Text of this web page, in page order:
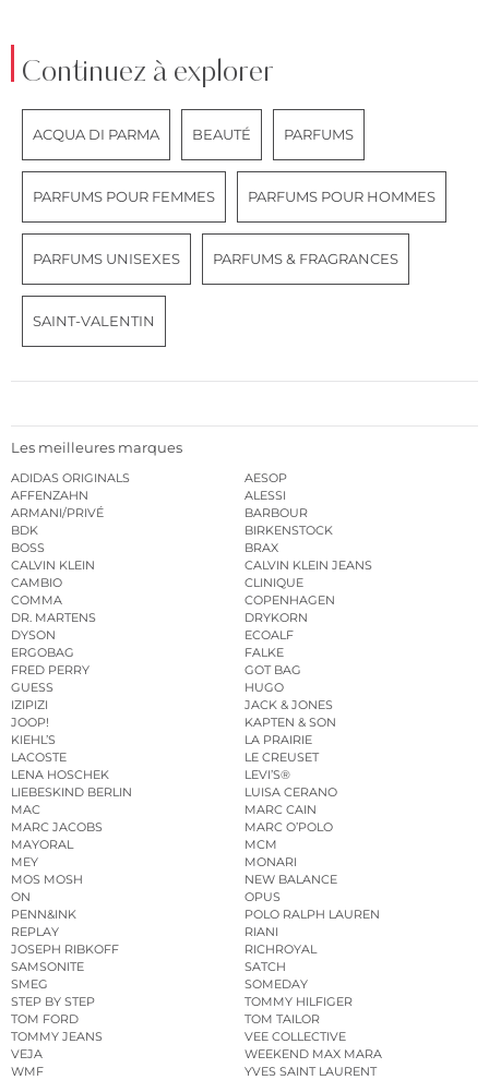
Continuez à explorer
ACQUA DI PARMA BEAUTÉ PARFUMS
PARFUMS POUR FEMMES PARFUMS POUR HOMMES
PARFUMS UNISEXES PARFUMS & FRAGRANCES
SAINT-VALENTIN
Les meilleures marques
ADIDAS ORIGINALS
AESOP
AFFENZAHN
ALESSI
ARMANI/PRIVÉ
BARBOUR
BDK
BIRKENSTOCK
BOSS
BRAX
CALVIN KLEIN
CALVIN KLEIN JEANS
CAMBIO
CLINIQUE
COMMA
COPENHAGEN
DR. MARTENS
DRYKORN
DYSON
ECOALF
ERGOBAG
FALKE
FRED PERRY
GOT BAG
GUESS
HUGO
IZIPIZI
JACK & JONES
JOOP!
KAPTEN & SON
KIEHL’S
LA PRAIRIE
LACOSTE
LE CREUSET
LENA HOSCHEK
LEVI’S®
LIEBESKIND BERLIN
LUISA CERANO
MAC
MARC CAIN
MARC JACOBS
MARC O’POLO
MAYORAL
MCM
MEY
MONARI
MOS MOSH
NEW BALANCE
ON
OPUS
PENN&INK
POLO RALPH LAUREN
REPLAY
RIANI
JOSEPH RIBKOFF
RICHROYAL
SAMSONITE
SATCH
SMEG
SOMEDAY
STEP BY STEP
TOMMY HILFIGER
TOM FORD
TOM TAILOR
TOMMY JEANS
VEE COLLECTIVE
VEJA
WEEKEND MAX MARA
WMF
YVES SAINT LAURENT